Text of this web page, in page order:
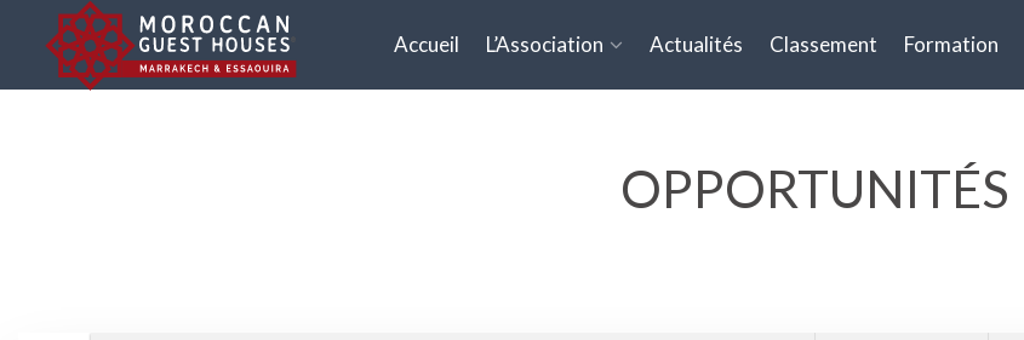
Accueil L’Association Actualités Classement Formation
OPPORTUNITÉS